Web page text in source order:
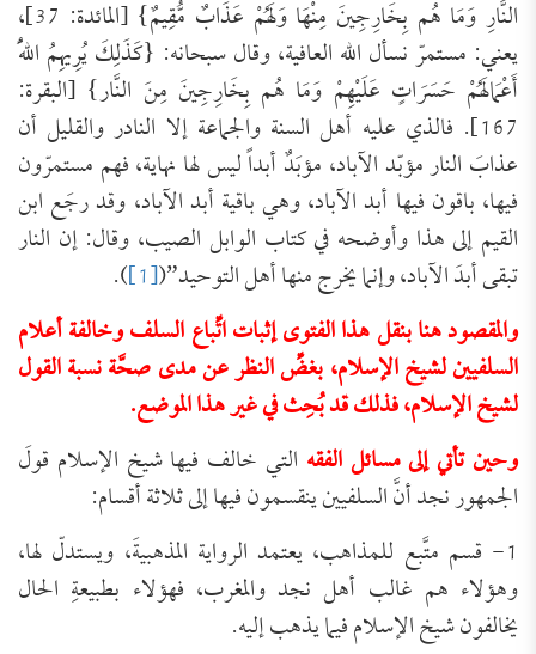
النَّارِ وَمَا هُم بِخَارِجِينَ مِنْهَا وَلَهُمْ عَذَابٌ مُّقِيمٌ} [المائدة: 37]،
يعني: مستمرّ نسأل الله العافية، وقال سبحانه: {كَذَلِكَ يُرِيهِمُ اللّهُ
أَعْمَالَهُمْ حَسَرَاتٍ عَلَيْهِمْ وَمَا هُم بِخَارِجِينَ مِنَ النَّار} [البقرة:
167]. فالذي عليه أهل السنة والجماعة إلا النادر والقليل أن
عذابَ النار مؤبّد الآباد، مؤبَدٌ أبداً ليس لها نهاية، فهم مستمرّون
فيها، باقون فيها أبد الآباد، وهي باقية أبد الآباد، وقد رجَع ابن
القيم إلى هذا وأوضحه في كتاب الوابل الصيب، وقال: إن النار
تبقى أبدَ الآباد، وإنما يخرج منها أهل التوحيد”([1]
).
والمقصود هنا بنقل هذا الفتوى إثبات اتِّباع السلف وخالفة أعلام
السلفيين لشيخ الإسلام، بغضِّ النظر عن مدى صحَّة نسبة القول
لشيخ الإسلام، فذلك قد بُحِث في غير هذا الموضع.
وحين تأتي إلى مسائل الفقه التي خالف فيها شيخ الإسلام قولَ
الجمهور نجد أنَّ السلفيين ينقسمون فيها إلى ثلاثة أقسام:
1- قسم متَّبع للمذاهب، يعتمد الرواية المذهبيةَ، ويستدلّ لها،
وهؤلاء هم غالب أهل نجد والمغرب، فهؤلاء بطبيعةِ الحال
يخالفون شيخ الإسلام فيما يذهب إليه.